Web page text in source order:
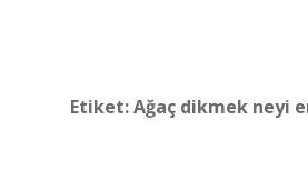
Etiket:Ağaç dikmek neyi